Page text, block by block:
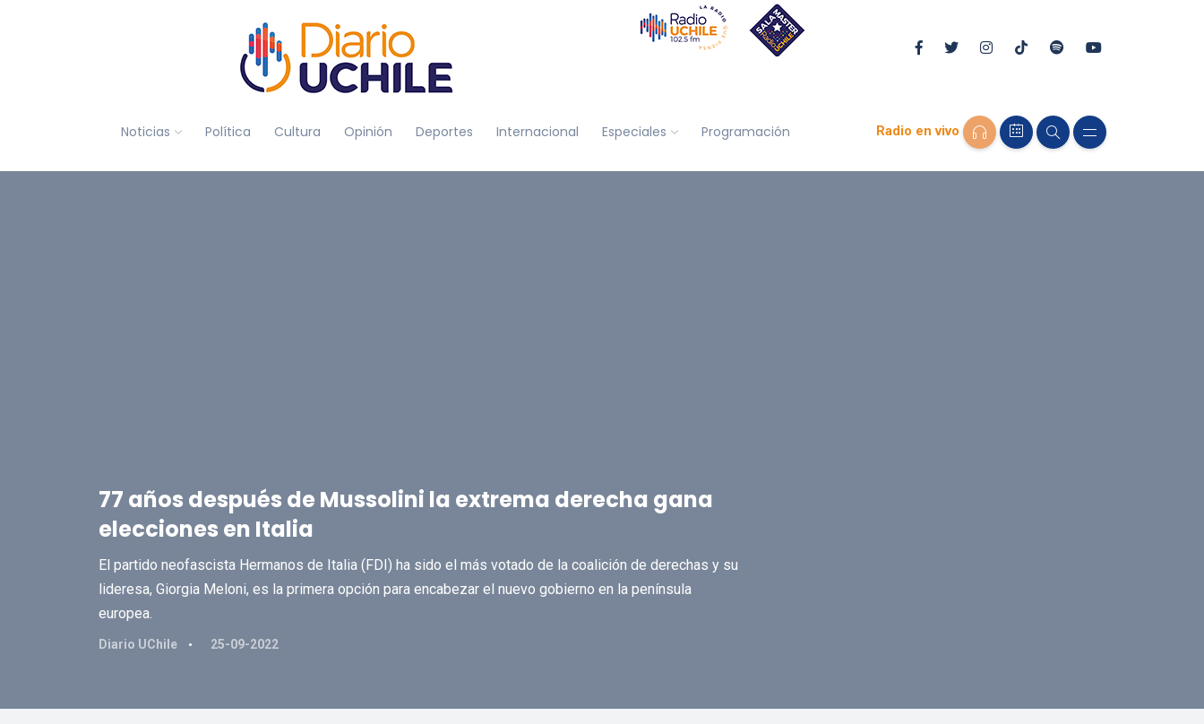
Noticias Política Cultura Opinión Deportes Internacional Especiales Programación Radio en vivo
77 años después de Mussolini la extrema derecha gana
elecciones en Italia
El partido neofascista Hermanos de Italia (FDI) ha sido el más votado de la coalición de derechas y su
lideresa, Giorgia Meloni, es la primera opción para encabezar el nuevo gobierno en la península
europea.
Diario UChile 25-09-2022